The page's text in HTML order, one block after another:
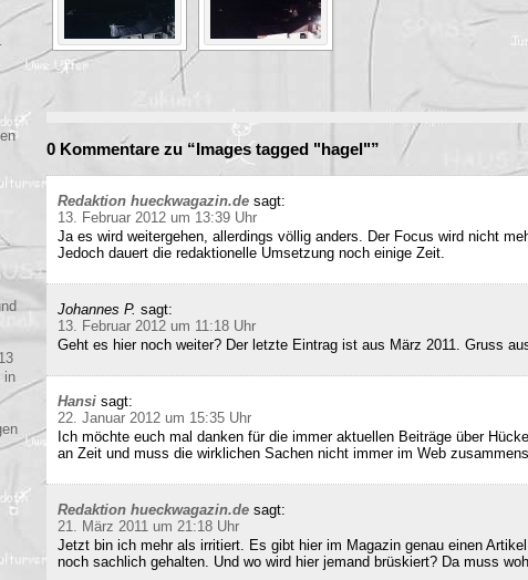
in
0 Kommentare zu “Images tagged "hagel"”
Redaktion hueckwagazin.de sagt:
13. Februar 2012 um 13:39 Uhr
Ja es wird weitergehen, allerdings völlig anders. Der Focus wird nicht
Jedoch dauert die redaktionelle Umsetzung noch einige Zeit.
Johannes P. sagt:
13. Februar 2012 um 11:18 Uhr
Geht es hier noch weiter? Der letzte Eintrag ist aus März 2011. Gruss
Hansi sagt:
22. Januar 2012 um 15:35 Uhr
Ich möchte euch mal danken für die immer aktuellen Beiträge über
an Zeit und muss die wirklichen Sachen nicht immer im Web
Redaktion hueckwagazin.de sagt:
21. März 2011 um 21:18 Uhr
Jetzt bin ich mehr als irritiert. Es gibt hier im Magazin genau einen
noch sachlich gehalten. Und wo wird hier jemand brüskiert? Da muss